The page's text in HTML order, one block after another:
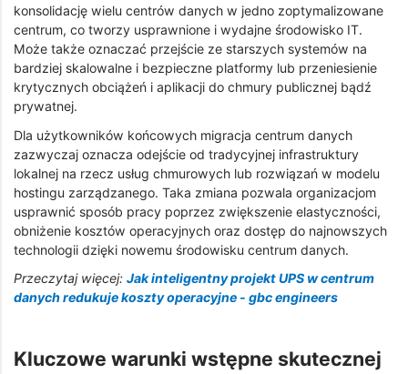
konsolidację wielu centrów danych w jedno zoptymalizowane
centrum, co tworzy usprawnione i wydajne środowisko IT.
Może także oznaczać przejście ze starszych systemów na
bardziej skalowalne i bezpieczne platformy lub przeniesienie
krytycznych obciążeń i aplikacji do chmury publicznej bądź
prywatnej.
Dla użytkowników końcowych migracja centrum danych
zazwyczaj oznacza odejście od tradycyjnej infrastruktury
lokalnej na rzecz usług chmurowych lub rozwiązań w modelu
hostingu zarządzanego. Taka zmiana pozwala organizacjom
usprawnić sposób pracy poprzez zwiększenie elastyczności,
obniżenie kosztów operacyjnych oraz dostęp do najnowszych
technologii dzięki nowemu środowisku centrum danych.
Przeczytaj więcej: Jak inteligentny projekt UPS w centrum
danych redukuje koszty operacyjne - gbc engineers
Kluczowe warunki wstępne skutecznej